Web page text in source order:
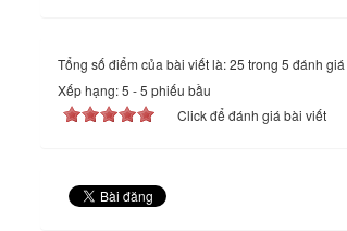
Tổng số điểm của bài viết là: 25 trong 5 đánh giá
Xếp hạng:5 -5 phiếu bầu
Click để đánh giá bài viết